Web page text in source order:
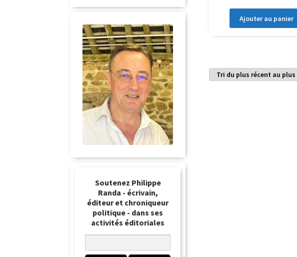
Ajouter au panier
Soutenez Philippe
Randa - écrivain,
éditeur et chroniqueur
politique - dans ses
activités éditoriales